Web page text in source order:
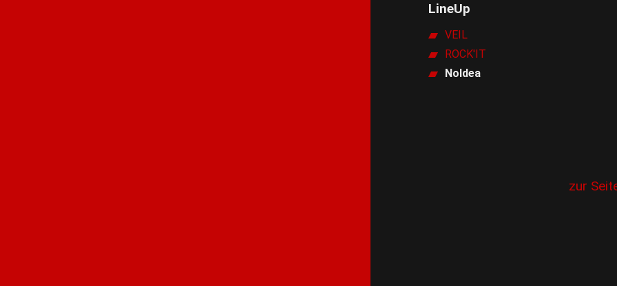
LineUp
VEIL
ROCK'IT
NoIdea
zur